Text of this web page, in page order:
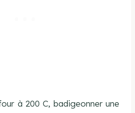
à 200 C, badigeonner une